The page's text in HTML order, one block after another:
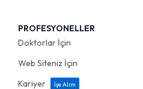
PROFESYONELLER
Doktorlar İçin
Web Siteniz İçin
Kariyer
İşe Alım